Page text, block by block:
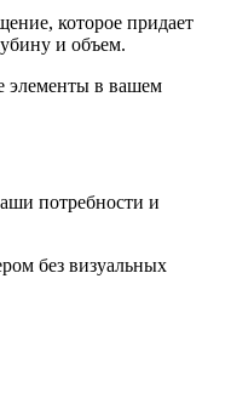
которое придает
и объем.
элементы в вашем
потребности и
без визуальных